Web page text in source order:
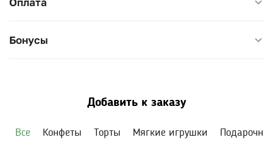
Бонусы
Добавить к заказу
Все Конфеты Торты Мягкие игрушки